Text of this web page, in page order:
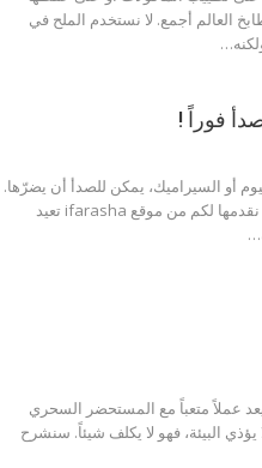
العالم أجمع. لا نستخدم الملح في
فوراً !
أو السيراميك، يمكن للصدأ أن يضرّها.
تدلنا محطة Shivamenage على يوتيوب على حيلة بسيطة نقدمها لكم من موقع ifarasha تعيد
عملاً متعباً مع المستحضر السحري
يؤذي البيئة، فهو لا يكلف شيئاً. سنشرح